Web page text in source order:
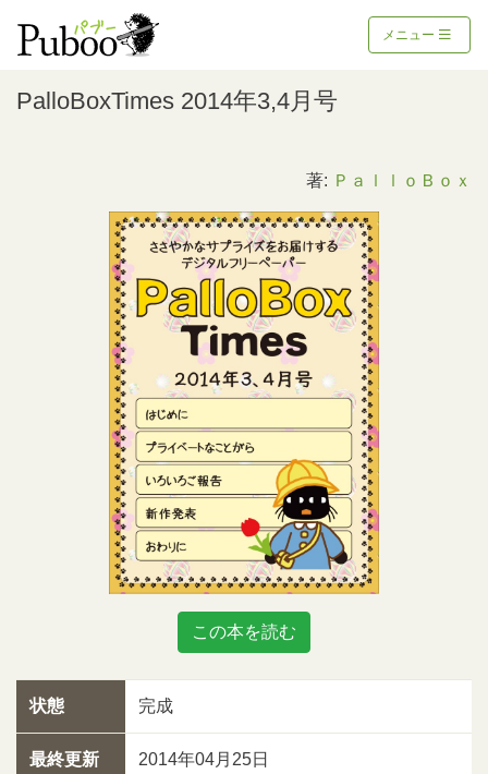
メニュー
PalloBoxTimes 2014年3,4月号
著: ＰａｌｌｏＢｏｘ
この本を読む
状態 完成
最終更新
2014年04月25日